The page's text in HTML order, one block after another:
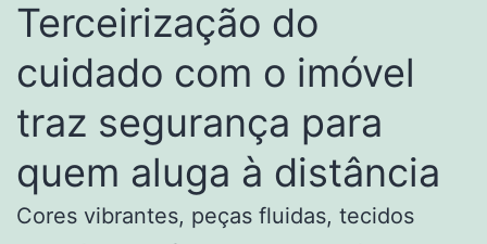
Terceirização do
cuidado com o imóvel
traz segurança para
quem aluga à distância
Cores vibrantes, peças fluidas, tecidos